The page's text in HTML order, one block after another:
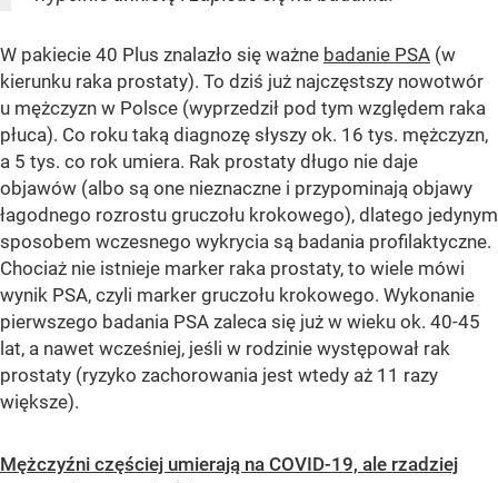
W pakiecie 40 Plus znalazło się ważne badanie PSA (w
kierunku raka prostaty). To dziś już najczęstszy nowotwór
u mężczyzn w Polsce (wyprzedził pod tym względem raka
płuca). Co roku taką diagnozę słyszy ok. 16 tys. mężczyzn,
a 5 tys. co rok umiera. Rak prostaty długo nie daje
objawów (albo są one nieznaczne i przypominają objawy
łagodnego rozrostu gruczołu krokowego), dlatego jedynym
sposobem wczesnego wykrycia są badania profilaktyczne.
Chociaż nie istnieje marker raka prostaty, to wiele mówi
wynik PSA, czyli marker gruczołu krokowego. Wykonanie
pierwszego badania PSA zaleca się już w wieku ok. 40-45
lat, a nawet wcześniej, jeśli w rodzinie występował rak
prostaty (ryzyko zachorowania jest wtedy aż 11 razy
większe).
Mężczyźni częściej umierają na COVID-19, ale rzadziej